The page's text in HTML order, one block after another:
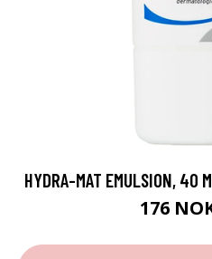
HYDRA-MAT EMULSION, 40
176